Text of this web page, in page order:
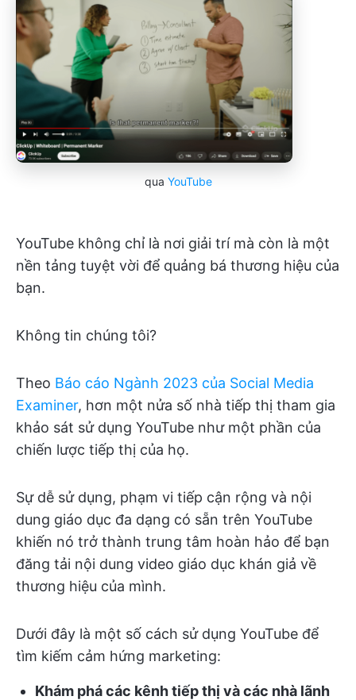
qua YouTube
YouTube không chỉ là nơi giải trí mà còn là một
nền tảng tuyệt vời để quảng bá thương hiệu của
bạn.
Không tin chúng tôi?
Theo Báo cáo Ngành 2023 của Social Media
Examiner, hơn một nửa số nhà tiếp thị tham gia
khảo sát sử dụng YouTube như một phần của
chiến lược tiếp thị của họ.
Sự dễ sử dụng, phạm vi tiếp cận rộng và nội
dung giáo dục đa dạng có sẵn trên YouTube
khiến nó trở thành trung tâm hoàn hảo để bạn
đăng tải nội dung video giáo dục khán giả về
thương hiệu của mình.
Dưới đây là một số cách sử dụng YouTube để
tìm kiếm cảm hứng marketing:
Khám phá các kênh tiếp thị và các nhà lãnh